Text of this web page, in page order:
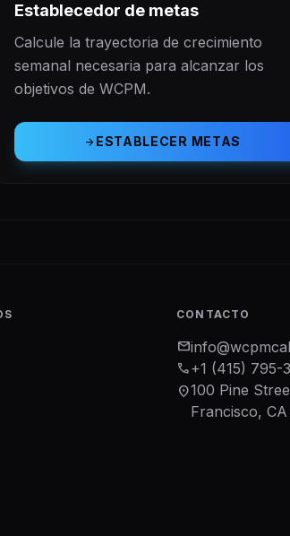
Establecedor de metas
Calcule la trayectoria de crecimiento
semanal necesaria para alcanzar los
objetivos de WCPM.
arrow_forwardESTABLECER METAS
CONTACTO
mail
phone+1 (415) 795-
location_on100 Pine
Francisco, CA